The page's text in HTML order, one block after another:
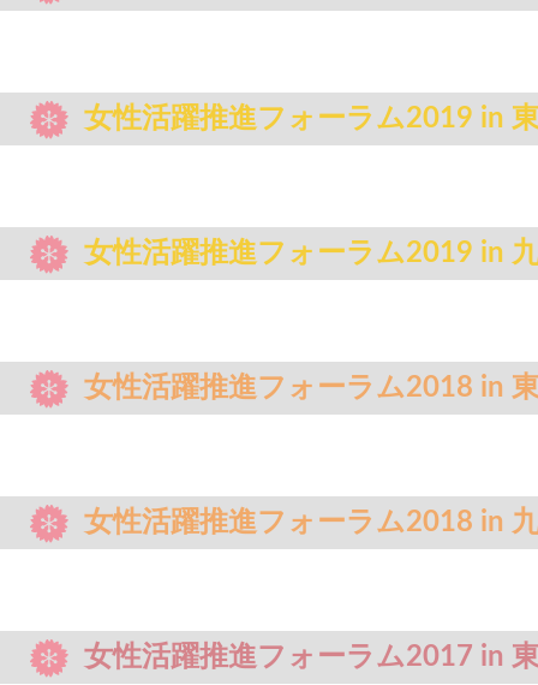
女性活躍推進フォーラム2019 in
女性活躍推進フォーラム2019 in
女性活躍推進フォーラム2018 in
女性活躍推進フォーラム2018 in
女性活躍推進フォーラム2017 in